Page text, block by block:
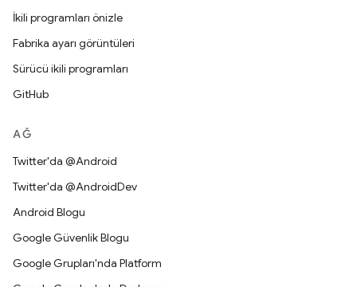
İkili programları önizle
Fabrika ayarı görüntüleri
Sürücü ikili programları
GitHub
AĞ
Twitter'da @Android
Twitter'da @AndroidDev
Android Blogu
Google Güvenlik Blogu
Google Grupları'nda Platform